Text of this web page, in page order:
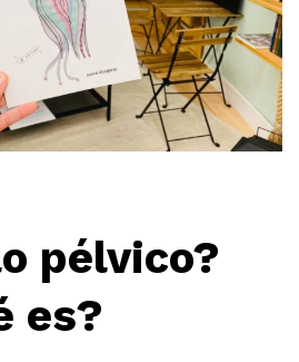
pélvico?
es?